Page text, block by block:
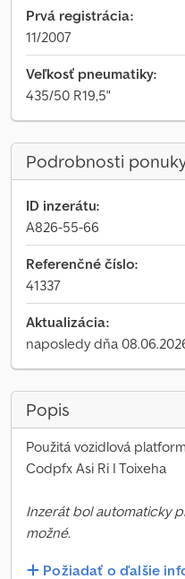
Prvá registrácia:
11/2007
Veľkosť pneumatiky:
435/50 R19,5"
Podrobnosti
ID inzerátu:
A826-55-66
Referenčné číslo:
41337
Aktualizácia:
naposledy dňa
Popis
Použitá vozidlová
Codpfx Asi Ri I Toixeha
Inzerát bol automaticky
možné.
Požiadať o ďalšie